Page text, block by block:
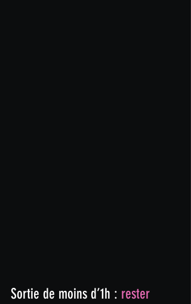
Sortie de moins d’1h : rester